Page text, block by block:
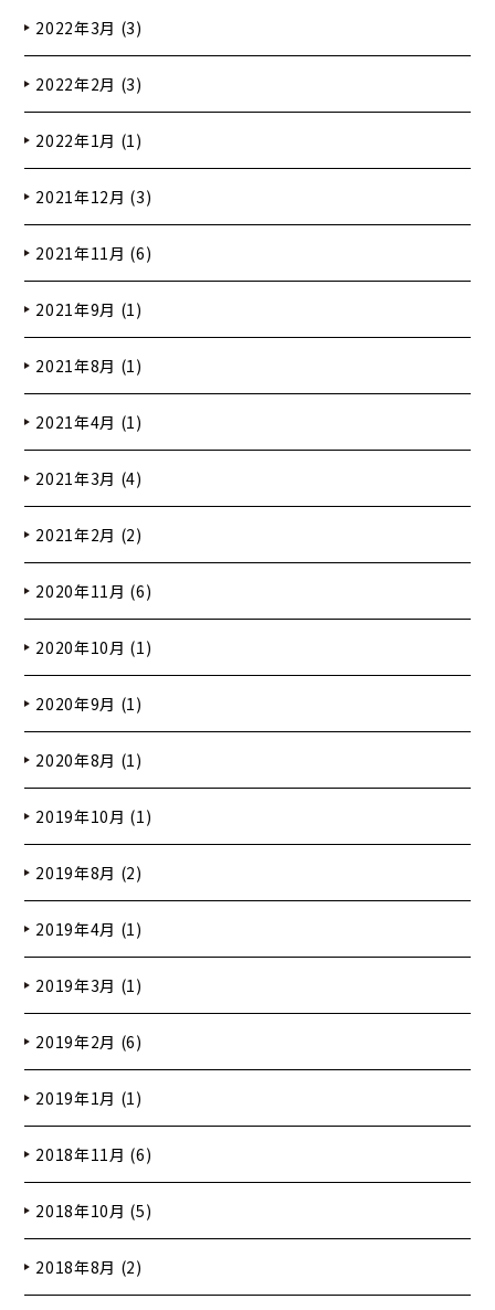
2022年3月 (3)
2022年2月 (3)
2022年1月 (1)
2021年12月 (3)
2021年11月 (6)
2021年9月 (1)
2021年8月 (1)
2021年4月 (1)
2021年3月 (4)
2021年2月 (2)
2020年11月 (6)
2020年10月 (1)
2020年9月 (1)
2020年8月 (1)
2019年10月 (1)
2019年8月 (2)
2019年4月 (1)
2019年3月 (1)
2019年2月 (6)
2019年1月 (1)
2018年11月 (6)
2018年10月 (5)
2018年8月 (2)